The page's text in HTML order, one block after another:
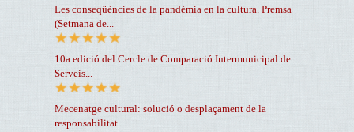
Les conseqüències de la pandèmia en la cultura. Premsa
(Setmana de...
10a edició del Cercle de Comparació Intermunicipal de
Serveis...
Mecenatge cultural: solució o desplaçament de la
responsabilitat...